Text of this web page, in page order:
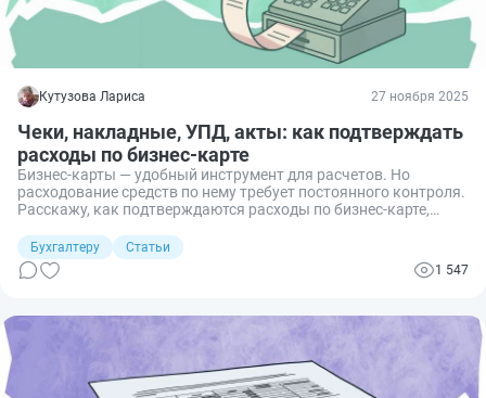
Кутузова Лариса 27 ноября 2025
Чеки, накладные, УПД, акты: как подтверждать
расходы по бизнес-карте
Бизнес-карты — удобный инструмент для расчетов. Но
расходование средств по нему требует постоянного контроля.
Расскажу, как подтверждаются расходы по бизнес-карте,
нужные документы работник не представил.
Бухгалтеру
Статьи
1 547